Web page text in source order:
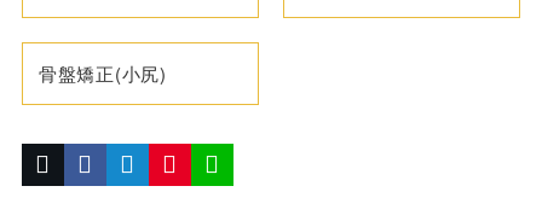
骨盤矯正(小尻)